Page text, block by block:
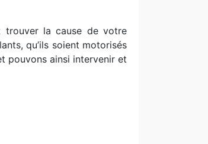
trouver la cause de votre
qu’ils soient motorisés
pouvons ainsi intervenir et